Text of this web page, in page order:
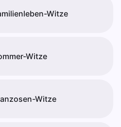
Witze
Witze
Witze